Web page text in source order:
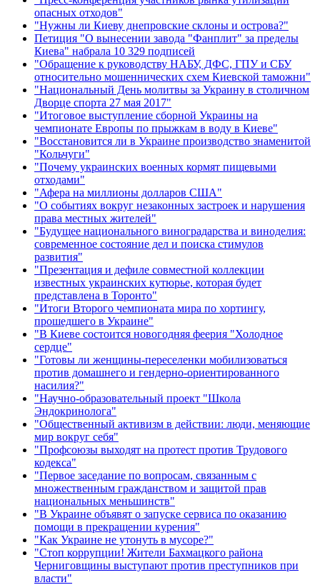
опасных отходов"
"Нужны ли Киеву днепровские склоны и острова?"
Петиция "О вынесении завода "Фанплит" за пределы
Киева" набрала 10 329 подписей
"Обращение к руководству НАБУ, ДФС, ГПУ и СБУ
относительно мошеннических схем Киевской таможни"
"Национальный День молитвы за Украину в столичном
Дворце спорта 27 мая 2017"
"Итоговое выступление сборной Украины на
чемпионате Европы по прыжкам в воду в Киеве"
"Восстановится ли в Украине производство знаменитой
"Кольчуги"
"Почему украинских военных кормят пищевыми
отходами"
"Афера на миллионы долларов США"
"О событиях вокруг незаконных застроек и нарушения
права местных жителей"
"Будущее национального виноградарства и виноделия:
современное состояние дел и поиска стимулов
развития"
"Презентация и дефиле совместной коллекции
известных украинских кутюрье, которая будет
представлена в Торонто"
"Итоги Второго чемпионата мира по хортингу,
прошедшего в Украине"
"В Киеве состоится новогодняя феерия "Холодное
сердце"
"Готовы ли женщины-переселенки мобилизоваться
против домашнего и гендерно-ориентированного
насилия?"
"Научно-образовательный проект "Школа
Эндокринолога"
"Общественный активизм в действии: люди, меняющие
мир вокруг себя"
"Профсоюзы выходят на протест против Трудового
кодекса"
"Первое заседание по вопросам, связанным с
множественным гражданством и защитой прав
национальных меньшинств"
"В Украине объявят о запуске сервиса по оказанию
помощи в прекращении курения"
"Как Украине не утонуть в мусоре?"
"Стоп коррупции! Жители Бахмацкого района
Черниговщины выступают против преступников при
власти"